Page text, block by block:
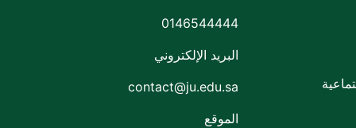
0146544444
البريد الإلكتروني
contact@ju.edu.sa
الموقع